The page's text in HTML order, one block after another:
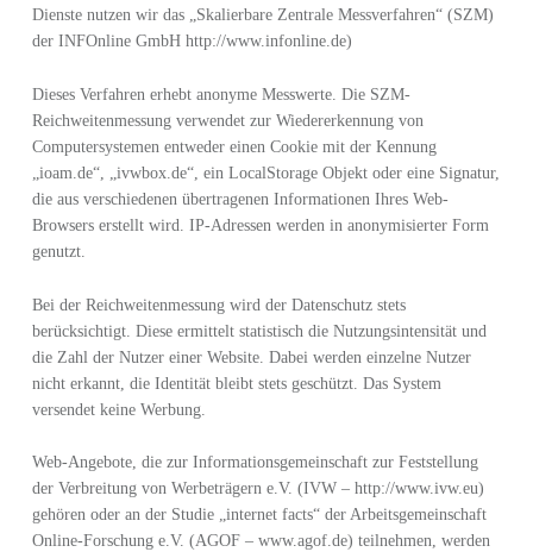
Dienste nutzen wir das „Skalierbare Zentrale Messverfahren“ (SZM)
der INFOnline GmbH http://www.infonline.de)
Dieses Verfahren erhebt anonyme Messwerte. Die SZM-
Reichweitenmessung verwendet zur Wiedererkennung von
Computersystemen entweder einen Cookie mit der Kennung
„ioam.de“, „ivwbox.de“, ein LocalStorage Objekt oder eine Signatur,
die aus verschiedenen übertragenen Informationen Ihres Web-
Browsers erstellt wird. IP-Adressen werden in anonymisierter Form
genutzt.
Bei der Reichweitenmessung wird der Datenschutz stets
berücksichtigt. Diese ermittelt statistisch die Nutzungsintensität und
die Zahl der Nutzer einer Website. Dabei werden einzelne Nutzer
nicht erkannt, die Identität bleibt stets geschützt. Das System
versendet keine Werbung.
Web-Angebote, die zur Informationsgemeinschaft zur Feststellung
der Verbreitung von Werbeträgern e.V. (IVW – http://www.ivw.eu)
gehören oder an der Studie „internet facts“ der Arbeitsgemeinschaft
Online-Forschung e.V. (AGOF – www.agof.de) teilnehmen, werden